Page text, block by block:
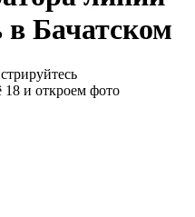
Бачатском
и откроем фото